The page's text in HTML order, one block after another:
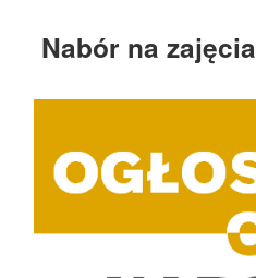
Nabór na